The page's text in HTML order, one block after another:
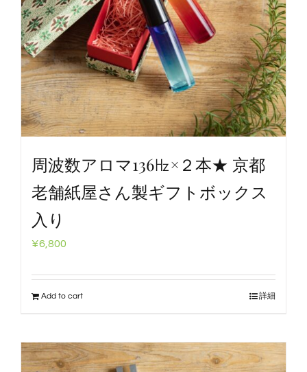
周波数アロマ136㎐×２本★ 京都
老舗紙屋さん製ギフトボックス
入り
¥6,800
Add to cart 詳細